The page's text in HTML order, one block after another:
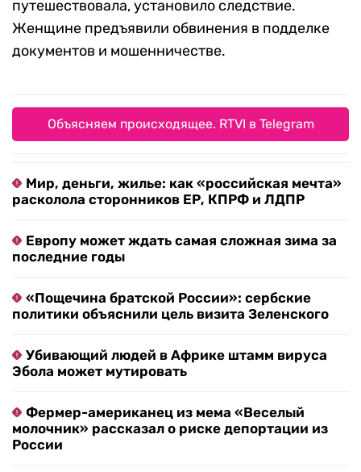
путешествовала, установило следствие.
Женщине предъявили обвинения в подделке
документов и мошенничестве.
Объясняем происходящее. RTVI в Telegram
Мир, деньги, жилье: как «российская мечта»
расколола сторонников ЕР, КПРФ и ЛДПР
Европу может ждать самая сложная зима за
последние годы
«Пощечина братской России»: сербские
политики объяснили цель визита Зеленского
Убивающий людей в Африке штамм вируса
Эбола может мутировать
Фермер-американец из мема «Веселый
молочник» рассказал о риске депортации из
России